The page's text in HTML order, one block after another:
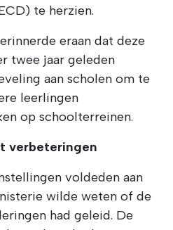
te herzien.
eraan dat deze
twee jaar geleden
aan scholen om te
leerlingen
op schoolterreinen.
verbeteringen
voldeden aan
wilde weten of de
had geleid. De